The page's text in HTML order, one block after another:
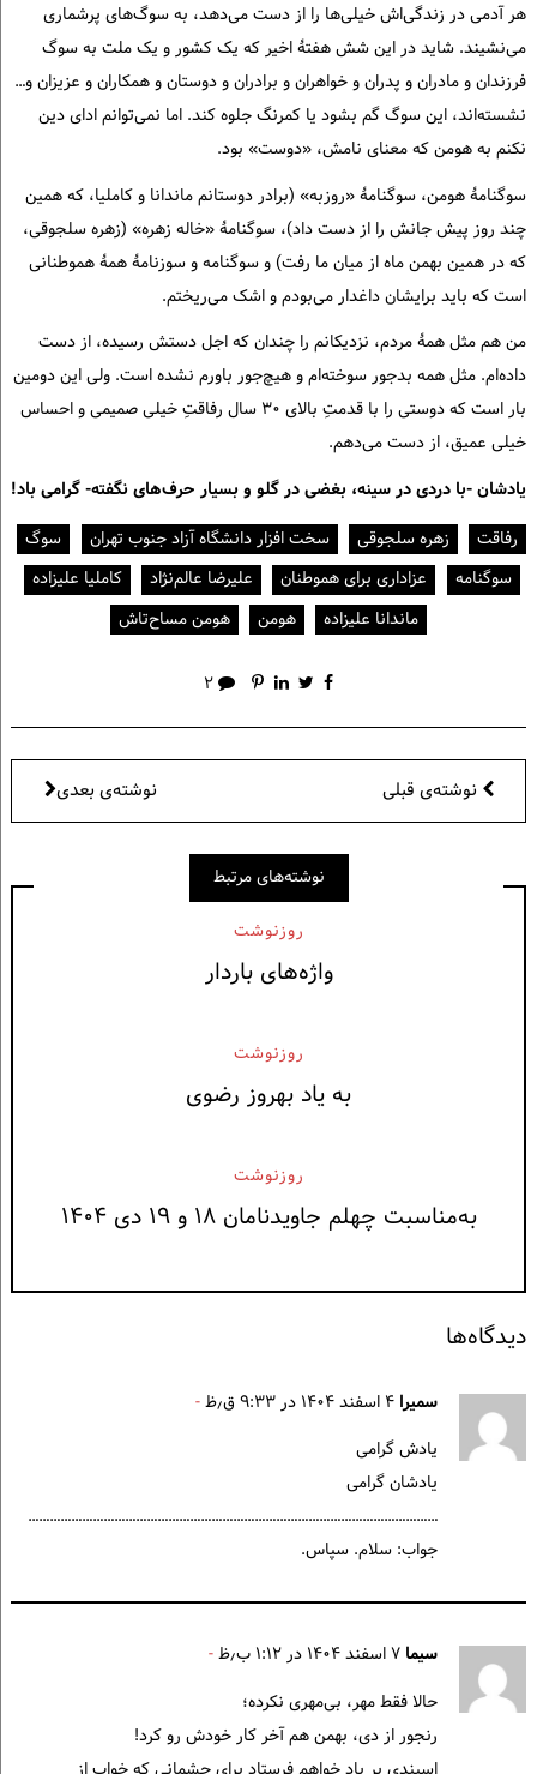
هر آدمی در زندگی‌اش خیلی‌ها را از دست می‌دهد، به سوگ‌های پرشماری
می‌نشیند. شاید در این شش هفتهٔ اخیر که یک کشور و یک ملت به سوگ
فرزندان و مادران و پدران و خواهران و برادران و دوستان و همکاران و عزیزان و…
نشسته‌اند، این سوگ گم بشود یا کمرنگ جلوه کند. اما نمی‌توانم ادای دین
نکنم به هومن که معنای نامش، «دوست» بود.
سوگنامهٔ هومن، سوگنامهٔ «روزبه» (برادر دوستانم ماندانا و کاملیا، که همین
چند روز پیش جانش را از دست داد)، سوگنامهٔ «خاله زهره» (زهره سلجوقی،
که در همین بهمن ماه از میان ما رفت) و سوگنامه و سوزنامهٔ همهٔ هموطنانی
است که باید برایشان داغدار می‌بودم و اشک می‌ریختم.
من هم مثل همهٔ مردم، نزدیکانم را چندان که اجل دستش رسیده، از دست
داده‌ام. مثل همه بدجور سوخته‌ام و هیچ‌جور باورم نشده است. ولی این دومین
بار است که دوستی را با قدمتِ بالای ۳۰ سال رفاقتِ خیلی صمیمی و احساس
خیلی عمیق، از دست می‌دهم.
یادشان -با دردی در سینه، بغضی در گلو و بسیار حرف‌های نگفته- گرامی باد!
رفاقت
زهره سلجوقی سخت افزار دانشگاه آزاد جنوب تهران
سوگ
سوگنامه
عزاداری برای هموطنان علیرضا عالم‌نژاد
کاملیا علیزاده
ماندانا علیزاده
هومن هومن مساح‌تاش
۲
نوشته‌ی قبلی نوشته‌ی بعدی
نوشته‌های مرتبط
روزنوشت
واژه‌های باردار
روزنوشت
به یاد بهروز رضوی
روزنوشت
به‌مناسبت چهلم جاویدنامان ۱۸ و ۱۹ دی ۱۴۰۴
دیدگاه‌ها
سمیرا ۴ اسفند ۱۴۰۴ در ۹:۳۳ ق٫ظ
یادش گرامی
یادشان گرامی
……………………………………………………………………………………………………
جواب: سلام. سپاس.
سیما ۷ اسفند ۱۴۰۴ در ۱:۱۲ ب٫ظ
حالا فقط مهر، بی‌مهری نکرده؛
رنجور از دی، بهمن هم آخر کار خودش رو کرد!